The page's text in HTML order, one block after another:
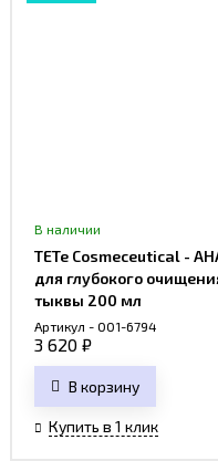
В наличии
TETe Cosmeceutical -
для глубокого
тыквы 200 мл
Артикул - 001-6794
3 620 ₽
В корзину
Купить в 1 клик